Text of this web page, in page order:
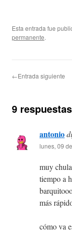
Esta entrada fue
permanente.
←Entrada siguiente
9
antonio
lunes, 09
muy
tiempo a
más
cómo va